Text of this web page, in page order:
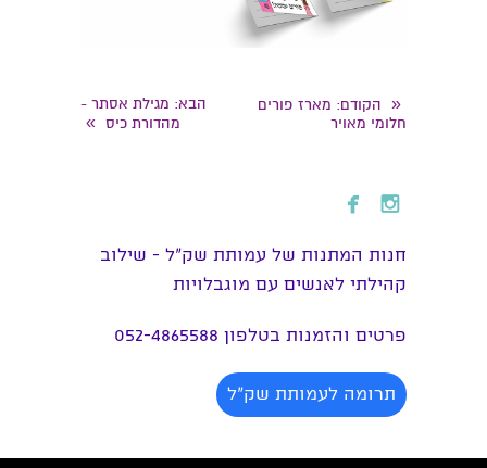
« הקודם: מארז פורים
חלומי מאויר
הבא: מגילת אסתר -
מהדורת כיס »
 
חנות המתנות של עמותת שק״ל - שילוב
קהילתי לאנשים עם מוגבלויות
פרטים והזמנות בטלפון 052-4865588
תרומה לעמותת שק"ל